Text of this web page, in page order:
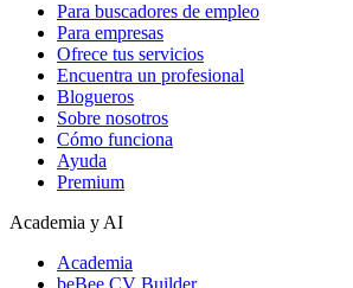
Para buscadores de empleo
Para empresas
Ofrece tus servicios
Encuentra un profesional
Blogueros
Sobre nosotros
Cómo funciona
Ayuda
Premium
Academia y AI
Academia